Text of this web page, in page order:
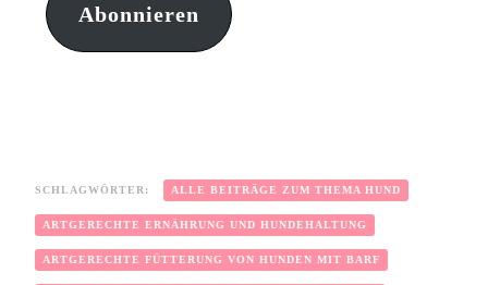
Abonnieren
SCHLAGWÖRTER: ALLE BEITRÄGE ZUM THEMA HUND
ARTGERECHTE ERNÄHRUNG UND HUNDEHALTUNG
ARTGERECHTE FÜTTERUNG VON HUNDEN MIT BARF